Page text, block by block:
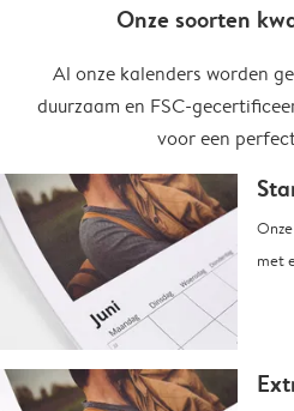
Onze soorten
Al onze kalenders worden
duurzaam en FSC-
voor een
met